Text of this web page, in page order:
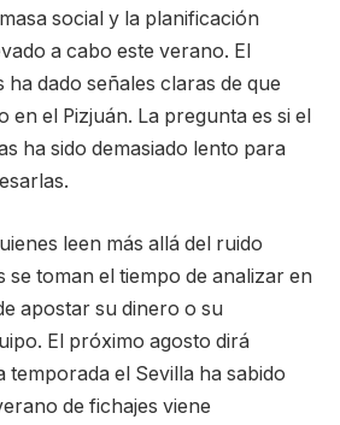
social y la planificación
a cabo este verano. El
ha dado señales claras de que
en el Pizjuán. La pregunta es si el
ha sido demasiado lento para
leen más allá del ruido
se toman el tiempo de analizar en
apostar su dinero o su
El próximo agosto dirá
temporada el Sevilla ha sabido
de fichajes viene